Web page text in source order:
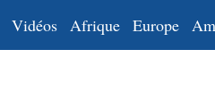
Vidéos Afrique Europe